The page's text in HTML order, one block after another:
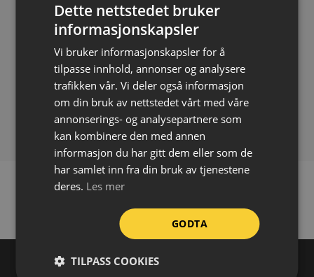
Tykkelse:110 µm
Bredde: 100 mm
Påføring: Selvklebende
Påføringstemperatur: Over +10 °C
Bruksområde:
Ute/inne
Forpakning:Rull á 10 meter
Dette nettstedet bruker
informasjonskapsler
Vi bruker informasjonskapsler for å
tilpasse innhold, annonser og analysere
trafikken vår. Vi deler også informasjon
om din bruk av nettstedet vårt med våre
annonserings- og analysepartnere som
kan kombinere den med annen
informasjon du har gitt dem eller som de
har samlet inn fra din bruk av tjenestene
deres. Les mer
GODTA
TILPASS COOKIES